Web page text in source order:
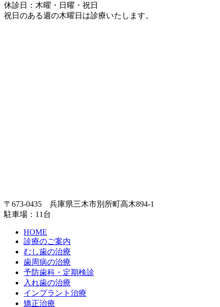
休診日：木曜・日曜・祝日
祝日のある週の木曜日は診療いたします。
〒673-0435 兵庫県三木市別所町高木894-1
駐車場：11台
HOME
診療のご案内
むし歯の治療
歯周病の治療
予防歯科・定期検診
入れ歯の治療
インプラント治療
矯正治療